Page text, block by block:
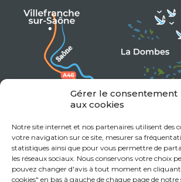
Gérer le consentement
aux cookies
Notre site internet et nos partenaires utilisent des
votre navigation sur ce site, mesurer sa
statistiques ainsi que pour vous permettre de
les réseaux sociaux. Nous conservons votre choix
pouvez changer d'avis à tout moment en cliquant
cookies" en bas à gauche de chaque page de